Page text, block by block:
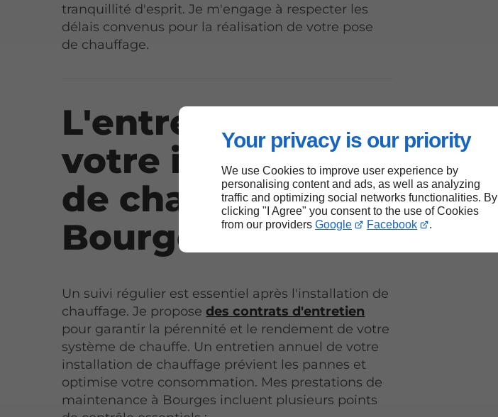
Your privacy is our priority
We use Cookies to improve user experience by
personalising content and ads, as well as analyzing
traffic and optimizing social networks functionalities. By
clicking "I Agree" you consent to the use of Cookies
from our providers Google Facebook .
tranquillité d'esprit. Je m'engage à respecter les
délais convenus pour la réalisation de votre pose
de chauffage.
L'entretien de
votre installation
de chauffage à
Bourges
Un suivi régulier est essentiel après l'installation de
chauffage. Je proposedes contrats d'entretien
pour garantir la pérennité et le rendement de votre
système de chauffe. Un entretien annuel de votre
installation de chauffage prévient les pannes et
optimise votre consommation. Mes prestations de
maintenance à Bourges incluent plusieurs points